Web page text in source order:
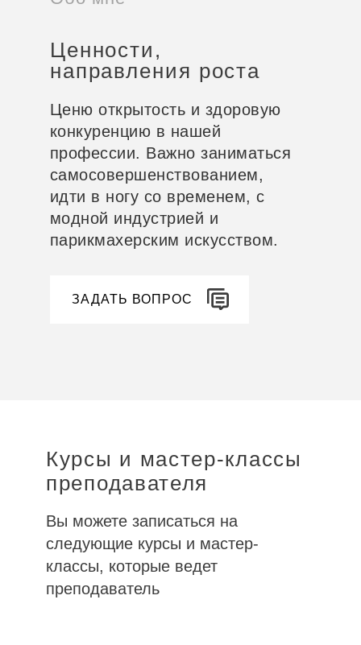
Ценности,
направления роста
Ценю открытость и здоровую
конкуренцию в нашей
профессии. Важно заниматься
самосовершенствованием,
идти в ногу со временем, с
модной индустрией и
парикмахерским искусством.
ЗАДАТЬ ВОПРОС
Курсы и мастер-классы
преподавателя
Вы можете записаться на
следующие курсы и мастер-
классы, которые ведет
преподаватель